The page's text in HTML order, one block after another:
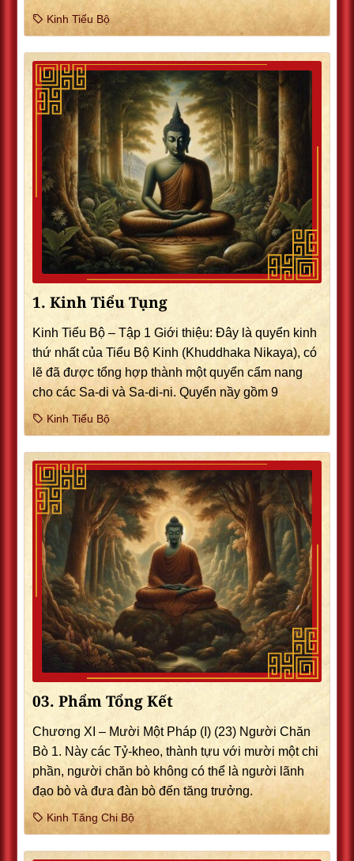
Kinh Tiểu Bộ
1. Kinh Tiểu Tụng
Kinh Tiểu Bộ – Tập 1 Giới thiệu: Ðây là quyển kinh
thứ nhất của Tiểu Bộ Kinh (Khuddhaka Nikaya), có
lẽ đã được tổng hợp thành một quyển cẩm nang
cho các Sa-di và Sa-di-ni. Quyển nầy gồm 9
Kinh Tiểu Bộ
03. Phẩm Tổng Kết
Chương XI – Mười Một Pháp (I) (23) Người Chăn
Bò 1. Này các Tỷ-kheo, thành tựu với mười một chi
phần, người chăn bò không có thể là người lãnh
đạo bò và đưa đàn bò đến tăng trưởng.
Kinh Tăng Chi Bộ